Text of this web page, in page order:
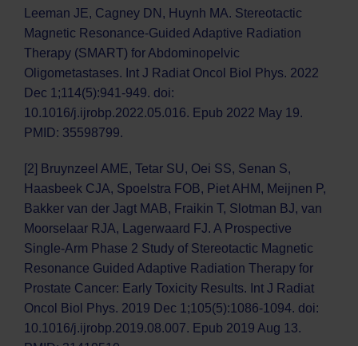
Leeman JE, Cagney DN, Huynh MA. Stereotactic
Magnetic Resonance-Guided Adaptive Radiation
Therapy (SMART) for Abdominopelvic
Oligometastases. Int J Radiat Oncol Biol Phys. 2022
Dec 1;114(5):941-949. doi:
10.1016/j.ijrobp.2022.05.016. Epub 2022 May 19.
PMID: 35598799.
[2] Bruynzeel AME, Tetar SU, Oei SS, Senan S,
Haasbeek CJA, Spoelstra FOB, Piet AHM, Meijnen P,
Bakker van der Jagt MAB, Fraikin T, Slotman BJ, van
Moorselaar RJA, Lagerwaard FJ. A Prospective
Single-Arm Phase 2 Study of Stereotactic Magnetic
Resonance Guided Adaptive Radiation Therapy for
Prostate Cancer: Early Toxicity Results. Int J Radiat
Oncol Biol Phys. 2019 Dec 1;105(5):1086-1094. doi:
10.1016/j.ijrobp.2019.08.007. Epub 2019 Aug 13.